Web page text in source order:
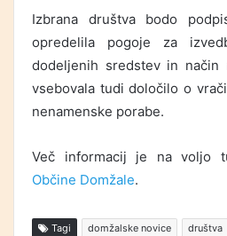
Izbrana društva bodo
opredelila pogoje za
dodeljenih sredstev in način
vsebovala tudi določilo o
nenamenske porabe.
Več informacij je na voljo
Občine Domžale.
Tagi domžalske novice društva